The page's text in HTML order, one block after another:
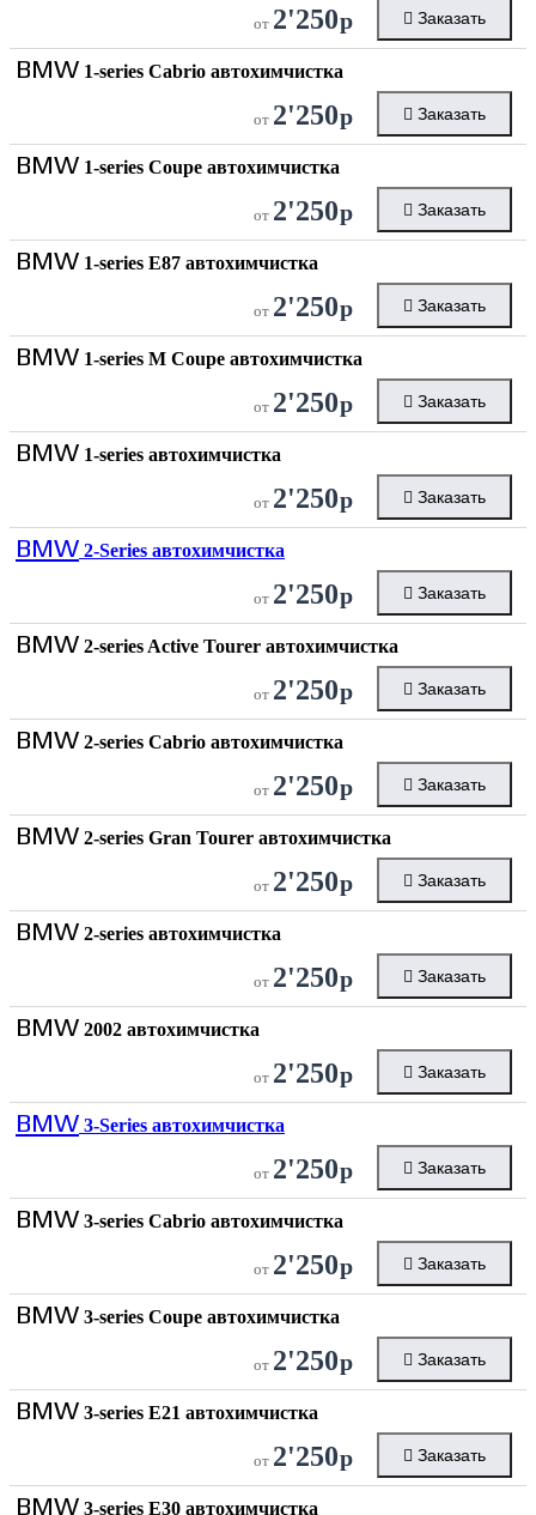
от 2'250р Заказать
BMW 1-series Cabrio автохимчистка
от 2'250р Заказать
BMW 1-series Coupe автохимчистка
от 2'250р Заказать
BMW 1-series E87 автохимчистка
от 2'250р Заказать
BMW 1-series M Coupe автохимчистка
от 2'250р Заказать
BMW 1-series автохимчистка
от 2'250р Заказать
BMW 2-Series автохимчистка
от 2'250р Заказать
BMW 2-series Active Tourer автохимчистка
от 2'250р Заказать
BMW 2-series Cabrio автохимчистка
от 2'250р Заказать
BMW 2-series Gran Tourer автохимчистка
от 2'250р Заказать
BMW 2-series автохимчистка
от 2'250р Заказать
BMW 2002 автохимчистка
от 2'250р Заказать
BMW 3-Series автохимчистка
от 2'250р Заказать
BMW 3-series Cabrio автохимчистка
от 2'250р Заказать
BMW 3-series Coupe автохимчистка
от 2'250р Заказать
BMW 3-series E21 автохимчистка
от 2'250р Заказать
BMW 3-series E30 автохимчистка